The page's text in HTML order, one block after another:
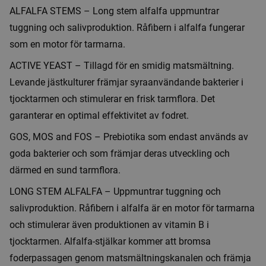
ALFALFA STEMS – Long stem alfalfa uppmuntrar
tuggning och salivproduktion. Råfibern i alfalfa fungerar
som en motor för tarmarna.
ACTIVE YEAST – Tillagd för en smidig matsmältning.
Levande jästkulturer främjar syraanvändande bakterier i
tjocktarmen och stimulerar en frisk tarmflora. Det
garanterar en optimal effektivitet av fodret.
GOS, MOS and FOS – Prebiotika som endast används av
goda bakterier och som främjar deras utveckling och
därmed en sund tarmflora.
LONG STEM ALFALFA – Uppmuntrar tuggning och
salivproduktion. Råfibern i alfalfa är en motor för tarmarna
och stimulerar även produktionen av vitamin B i
tjocktarmen. Alfalfa-stjälkar kommer att bromsa
foderpassagen genom matsmältningskanalen och främja